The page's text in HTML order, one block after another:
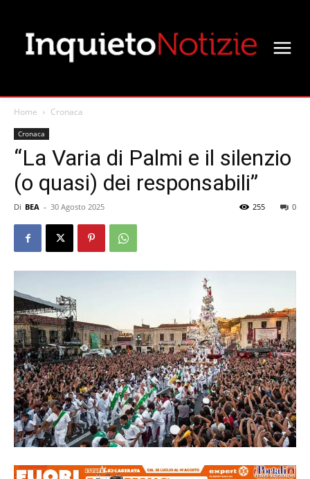
Home Cronaca
Cronaca
“La Varia di Palmi e il silenzio
(o quasi) dei responsabili”
Di BEA - 30 Agosto 2025 0
255